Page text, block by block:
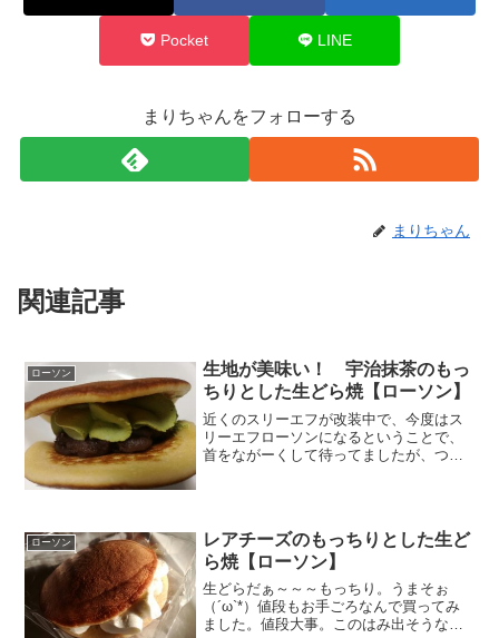
Pocket LINE
まりちゃんをフォローする
まりちゃん
関連記事
ローソン
生地が美味い！ 宇治抹茶のもっ
ちりとした生どら焼【ローソン】
近くのスリーエフが改装中で、今度はス
リーエフローソンになるということで、
首をながーくして待ってましたが、つい
ローソン
レアチーズのもっちりとした生ど
ら焼【ローソン】
生どらだぁ～～～もっちり。うまそぉ
（´ω`*）値段もお手ごろなんで買ってみ
ました。値段大事。このはみ出そうなホ